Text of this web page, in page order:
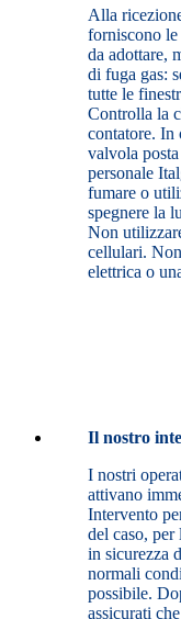
Alla
forniscono
da adottare,
di fuga gas:
tutte le
Controlla la
contatore. In
valvola
personale
fumare o
spegnere la
Non
cellulari.
elettrica o
Il nostro
I nostri
attivano
Intervento
del caso, per
in sicurezza
normali
possibile.
assicurati